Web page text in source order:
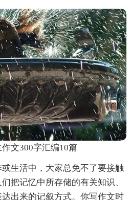
作文300字汇编10篇
生活中，大家总免不了要接触
把记忆中所存储的有关知识、
出来的记叙方式。你写作文时